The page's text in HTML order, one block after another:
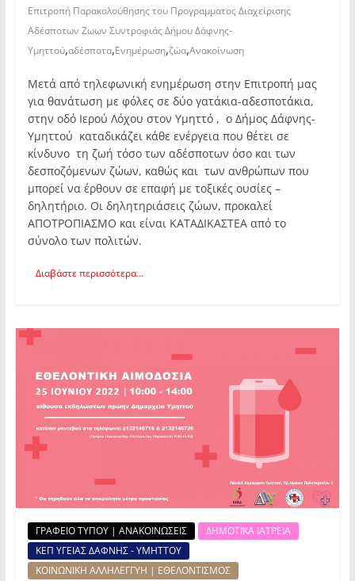
Επιτροπή Παρακολούθησης του Προγραμματος Διαχείρισης
Αδέσποτων Ζωων Συντροφιάς Δήμου Δάφνης-
Υμηττού,αδέσποτα,Ενημέρωση,ζώα,Ανακοίνωση
Μετά από τηλεφωνική ενημέρωση στην Επιτροπή μας
για θανάτωση με φόλες σε δύο γατάκια-αδεσποτάκια,
στην οδό Ιερού Λόχου στον Υμηττό , ο Δήμος Δάφνης-
Υμηττού καταδικάζει κάθε ενέργεια που θέτει σε
κίνδυνο τη ζωή τόσο των αδέσποτων όσο και των
δεσποζόμενων ζώων, καθώς και των ανθρώπων που
μπορεί να έρθουν σε επαφή με τοξικές ουσίες –
δηλητήριο. Οι δηλητηριάσεις ζώων, προκαλεί
ΑΠΟΤΡΟΠΙΑΣΜΟ και είναι ΚΑΤΑΔΙΚΑΣΤΕΑ από το
σύνολο των πολιτών.
Διαβάστε περισσότερα...
ΓΡΑΦΕΙΟ ΤΥΠΟΥ | ΑΝΑΚΟΙΝΩΣΕΙΣ
ΔΗΜΟΤΙΚΑ ΙΑΤΡΕΙΑ
ΚΕΠ ΥΓΕΙΑΣ ΔΑΦΝΗΣ - ΥΜΗΤΤΟΥ
ΚΟΙΝΩΝΙΚΗ ΑΛΛΗΛΕΓΓΥΗ | ΕΘΕΛΟΝΤΙΣΜΟΣ